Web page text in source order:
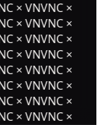
× VNVNC ×
× VNVNC ×
× VNVNC ×
× VNVNC ×
× VNVNC ×
× VNVNC ×
× VNVNC ×
× VNVNC ×